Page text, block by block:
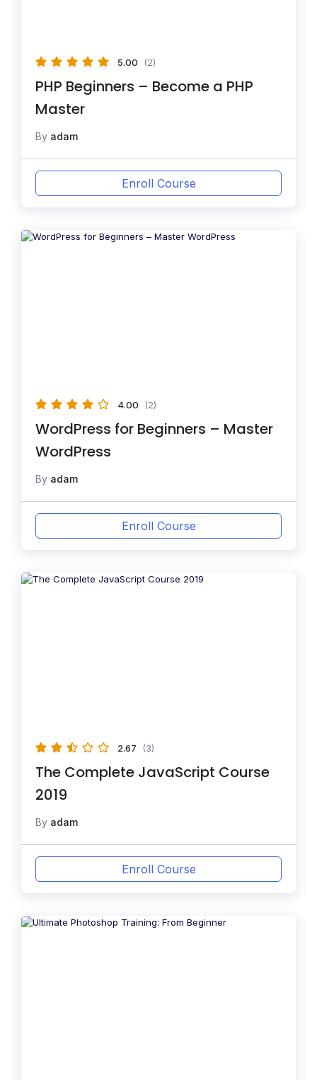
5.00 (2)
PHP Beginners – Become a PHP
Master
By adam
Enroll Course
4.00 (2)
WordPress for Beginners – Master
WordPress
By adam
Enroll Course
2.67 (3)
The Complete JavaScript Course
2019
By adam
Enroll Course